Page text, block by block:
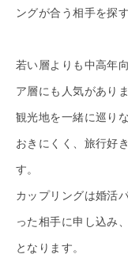
ングが合う相手を探
若い層よりも中高年
ア層にも人気がありま
観光地を一緒に巡り
おきにくく、旅行好
す。
カップリングは婚活
った相手に申し込み
となります。